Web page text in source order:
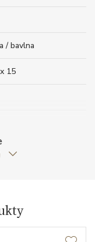
/ bavlna
15
Sartorial